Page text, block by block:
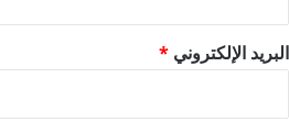
البريد الإلكتروني *